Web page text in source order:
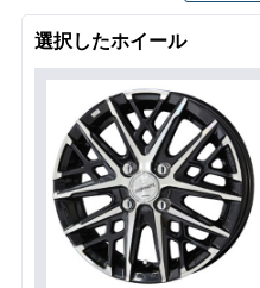
選択したホイール